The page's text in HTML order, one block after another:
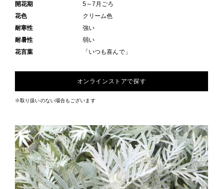
開花期
5～7月ごろ
花色
クリーム色
耐寒性
強い
耐暑性
弱い
花言葉
「いつも喜んで」
オンラインストアで探す
※取り扱いのない場合もございます